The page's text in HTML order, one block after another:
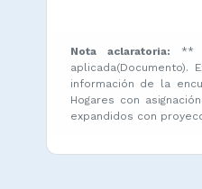
Nota aclaratoria: **
información de la
Hogares con
expandidos con